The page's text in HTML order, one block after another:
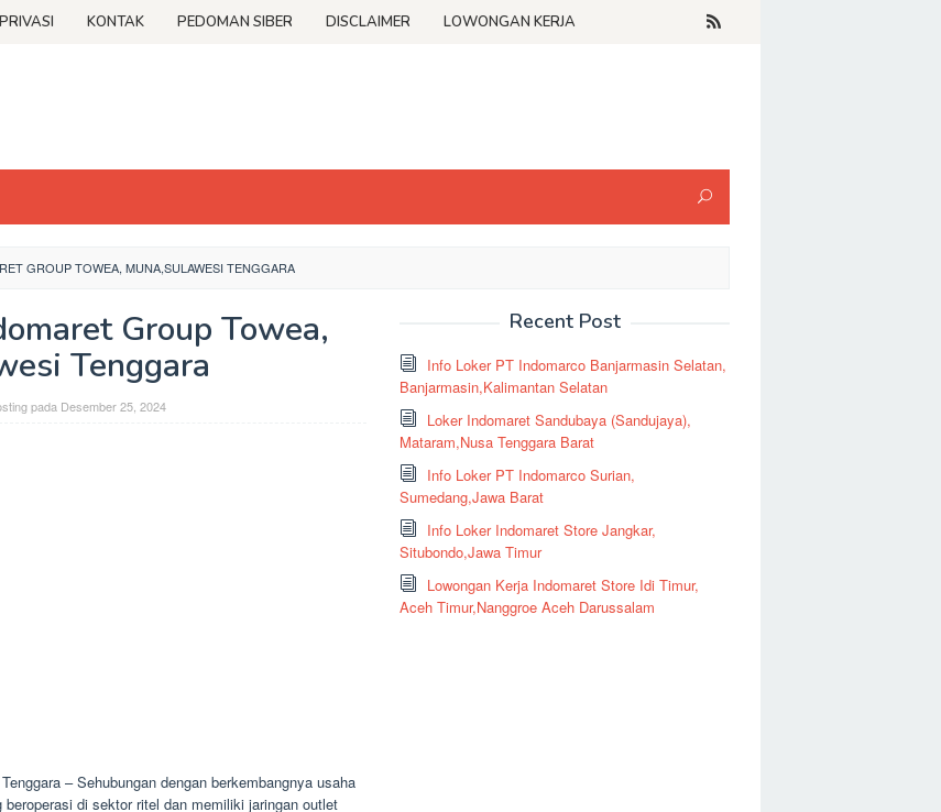
KONTAK PEDOMAN SIBER DISCLAIMER LOWONGAN KERJA
GROUP TOWEA, MUNA,SULAWESI TENGGARA
Group Towea,
Tenggara
pada Desember 25, 2024
– Sehubungan dengan berkembangnya usaha
di sektor ritel dan memiliki jaringan outlet
Recent Post
Info Loker PT Indomarco Banjarmasin Selatan,
Banjarmasin,Kalimantan Selatan
Loker Indomaret Sandubaya (Sandujaya),
Mataram,Nusa Tenggara Barat
Info Loker PT Indomarco Surian,
Sumedang,Jawa Barat
Info Loker Indomaret Store Jangkar,
Situbondo,Jawa Timur
Lowongan Kerja Indomaret Store Idi Timur,
Aceh Timur,Nanggroe Aceh Darussalam